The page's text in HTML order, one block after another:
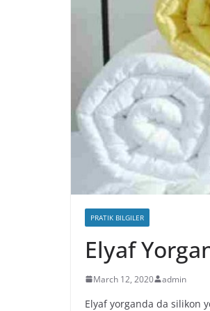
PRATIK BILGILER
Elyaf
March 12, 2020 admin
Elyaf yorganda da silikon